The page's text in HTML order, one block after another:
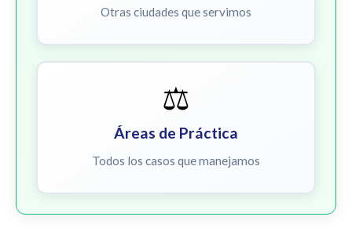
Otras ciudades que servimos
⚖️
Áreas de Práctica
Todos los casos que manejamos